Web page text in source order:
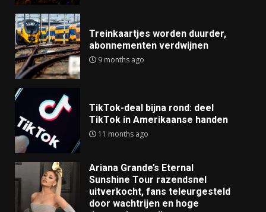
Treinkaartjes worden duurder,
abonnementen verdwijnen
9 months ago
TikTok-deal bijna rond: deel
TikTok in Amerikaanse handen
11 months ago
Ariana Grande’s Eternal
Sunshine Tour razendsnel
uitverkocht, fans teleurgesteld
door wachtrijen en hoge